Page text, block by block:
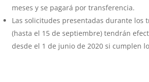
meses y se pagará por transferencia.
Las solicitudes presentadas durante los
(hasta el 15 de septiembre) tendrán
desde el 1 de junio de 2020 si cumplen